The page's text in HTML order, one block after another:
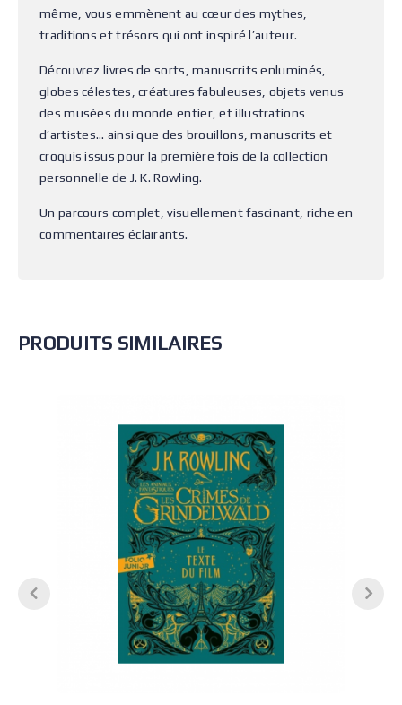
même, vous emmènent au cœur des mythes,
traditions et trésors qui ont inspiré l’auteur.
Découvrez livres de sorts, manuscrits enluminés,
globes célestes, créatures fabuleuses, objets venus
des musées du monde entier, et illustrations
d’artistes… ainsi que des brouillons, manuscrits et
croquis issus pour la première fois de la collection
personnelle de J. K. Rowling.
Un parcours complet, visuellement fascinant, riche en
commentaires éclairants.
PRODUITS SIMILAIRES